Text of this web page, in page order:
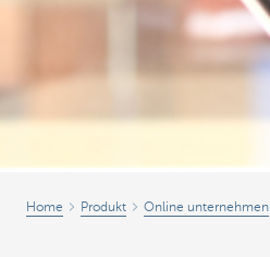
Home Produkt Online unternehmen